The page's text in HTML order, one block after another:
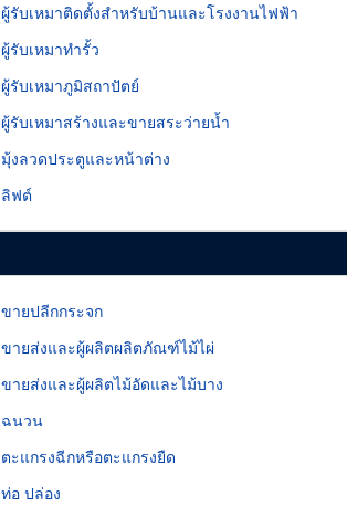
ผู้รับเหมาติดตั้งสำหรับบ้านและโรงงานไฟฟ้า
ผู้รับเหมาทำรั้ว
ผู้รับเหมาภูมิสถาปัตย์
ผู้รับเหมาสร้างและขายสระว่ายน้ำ
มุ้งลวดประตูและหน้าต่าง
ลิฟต์
ขายปลีกกระจก
ขายส่งและผู้ผลิตผลิตภัณฑ์ไม้ไผ่
ขายส่งและผู้ผลิตไม้อัดและไม้บาง
ฉนวน
ตะแกรงฉีกหรือตะแกรงยืด
ท่อ ปล่อง